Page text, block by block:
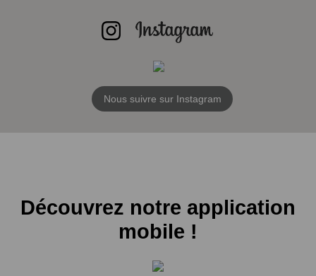
Nous suivre sur Instagram
Découvrez notre application
mobile !